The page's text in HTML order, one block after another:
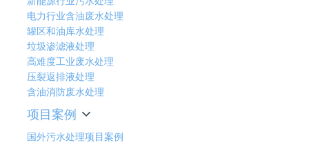
电力行业含油废水处理
罐区和油库水处理
垃圾渗滤液处理
高难度工业废水处理
压裂返排液处理
含油消防废水处理
项目案例
国外污水处理项目案例